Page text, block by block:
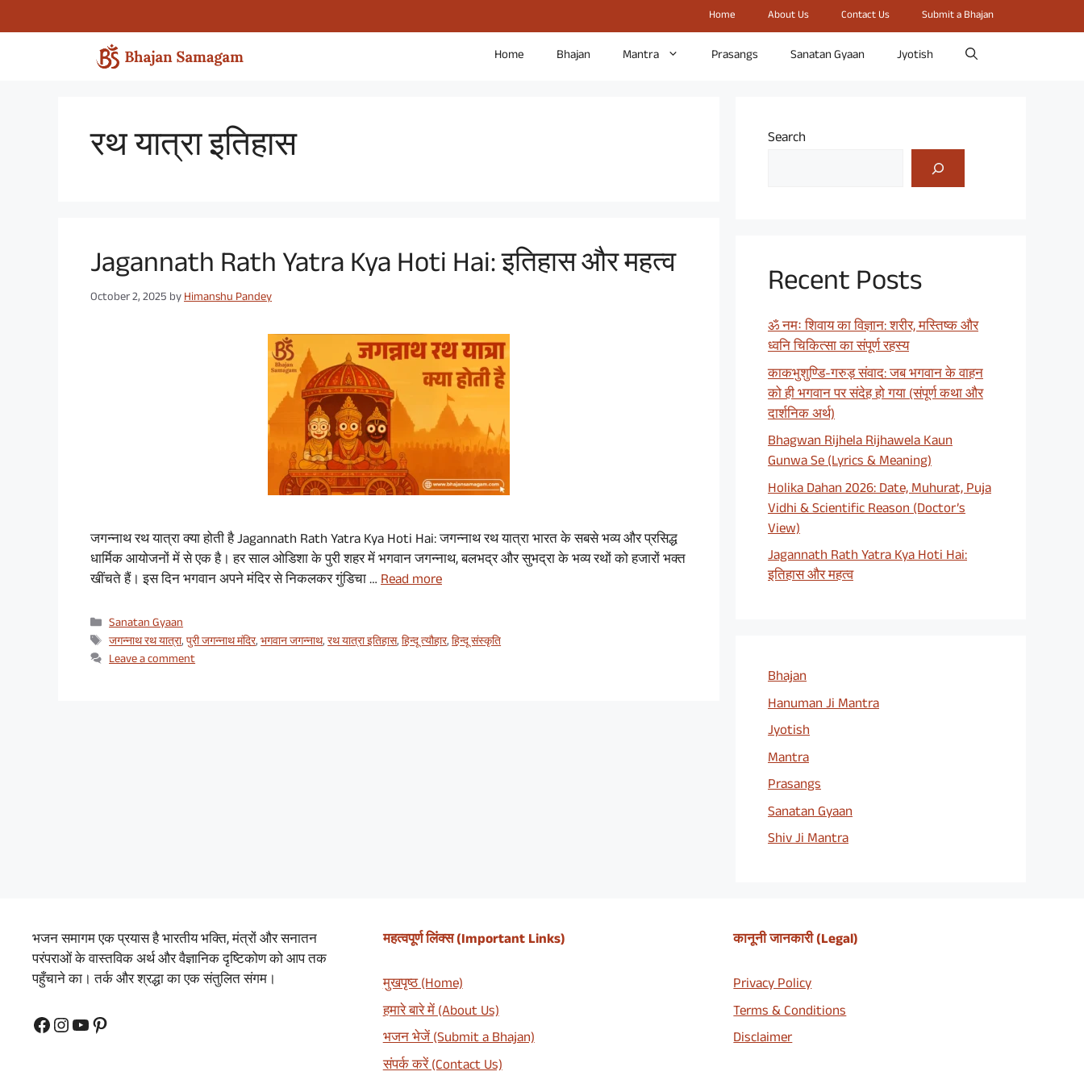
to
Home About Us Contact Us Submit a Bhajan
Home Bhajan Mantra Prasangs Sanatan Gyaan Jyotish
रथ यात्रा इतिहास
Jagannath Rath Yatra Kya Hoti Hai: इतिहास और महत्व
October 2, 2025 byHimanshu Pandey
जगन्नाथ रथ यात्रा क्या होती है Jagannath Rath Yatra Kya Hoti Hai: जगन्नाथ रथ यात्रा भारत के सबसे भव्य और प्रसिद्ध
धार्मिक आयोजनों में से एक है। हर साल ओडिशा के पुरी शहर में भगवान जगन्नाथ, बलभद्र और सुभद्रा के भव्य रथों को हजारों भक्त
खींचते हैं। इस दिन भगवान अपने मंदिर से निकलकर गुंडिचा …Read more
Categories
Sanatan Gyaan
Tags
जगन्नाथ रथ यात्रा,पुरी जगन्नाथ मंदिर,भगवान जगन्नाथ,रथ यात्रा इतिहास,हिन्दू त्यौहार,हिन्दू संस्कृति
Leave a comment
Search
Recent Posts
ॐ नमः शिवाय का विज्ञान: शरीर, मस्तिष्क और
ध्वनि चिकित्सा का संपूर्ण रहस्य
काकभुशुण्डि-गरुड़ संवाद: जब भगवान के वाहन
को ही भगवान पर संदेह हो गया (संपूर्ण कथा और
दार्शनिक अर्थ)
Bhagwan Rijhela Rijhawela Kaun
Gunwa Se (Lyrics & Meaning)
Holika Dahan 2026: Date, Muhurat, Puja
Vidhi & Scientific Reason (Doctor’s
View)
Jagannath Rath Yatra Kya Hoti Hai:
इतिहास और महत्व
Bhajan
Hanuman Ji Mantra
Jyotish
Mantra
Prasangs
Sanatan Gyaan
Shiv Ji Mantra
भजन समागम एक प्रयास है भारतीय भक्ति, मंत्रों और सनातन
परंपराओं के वास्तविक अर्थ और वैज्ञानिक दृष्टिकोण को आप तक
पहुँचाने का। तर्क और श्रद्धा का एक संतुलित संगम।
Facebook
Instagram
YouTube
Pinterest
महत्वपूर्ण लिंक्स (Important Links)
मुखपृष्ठ (Home)
हमारे बारे में (About Us)
भजन भेजें (Submit a Bhajan)
संपर्क करें (Contact Us)
कानूनी जानकारी (Legal)
Privacy Policy
Terms & Conditions
Disclaimer